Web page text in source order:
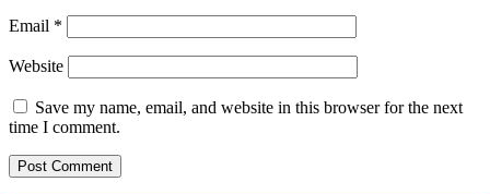
Email *
Website
Save my name, email, and website in this browser for the next
time I comment.